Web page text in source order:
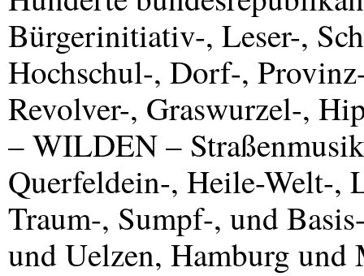
Bürgerinitiativ-, Leser-,
Hochschul-, Dorf-,
Revolver-, Graswurzel-,
–WILDEN–
Querfeldein-, Heile-Welt-,
Traum-, Sumpf-, und
und Uelzen, Hamburg und